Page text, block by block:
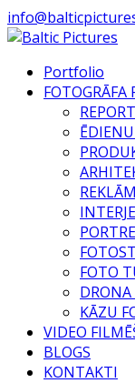
Portfolio
FOTOGRĀFA
FOTO
DRONA
KĀZU
VIDEO
BLOGS
KONTAKTI